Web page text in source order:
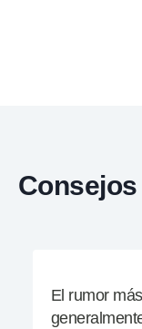
El rumor